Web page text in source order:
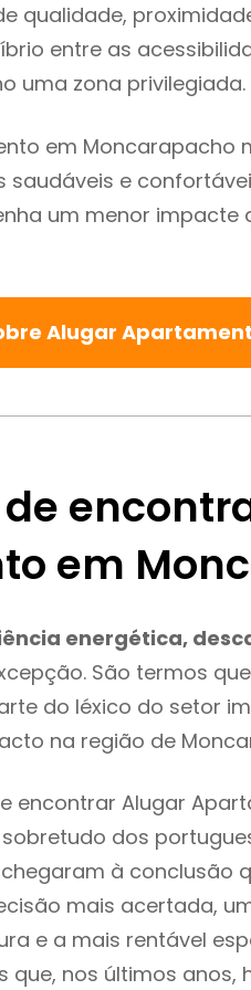
qualidade,
entre as
uma zona privilegiada.
em Moncarapacho
saudáveis e
um menor impacte
Alugar
em
energética,
São termos
do léxico do setor
na região de
encontrar Alugar
dos
à conclusão
mais acertada,
e a mais rentável
que, nos últimos anos,